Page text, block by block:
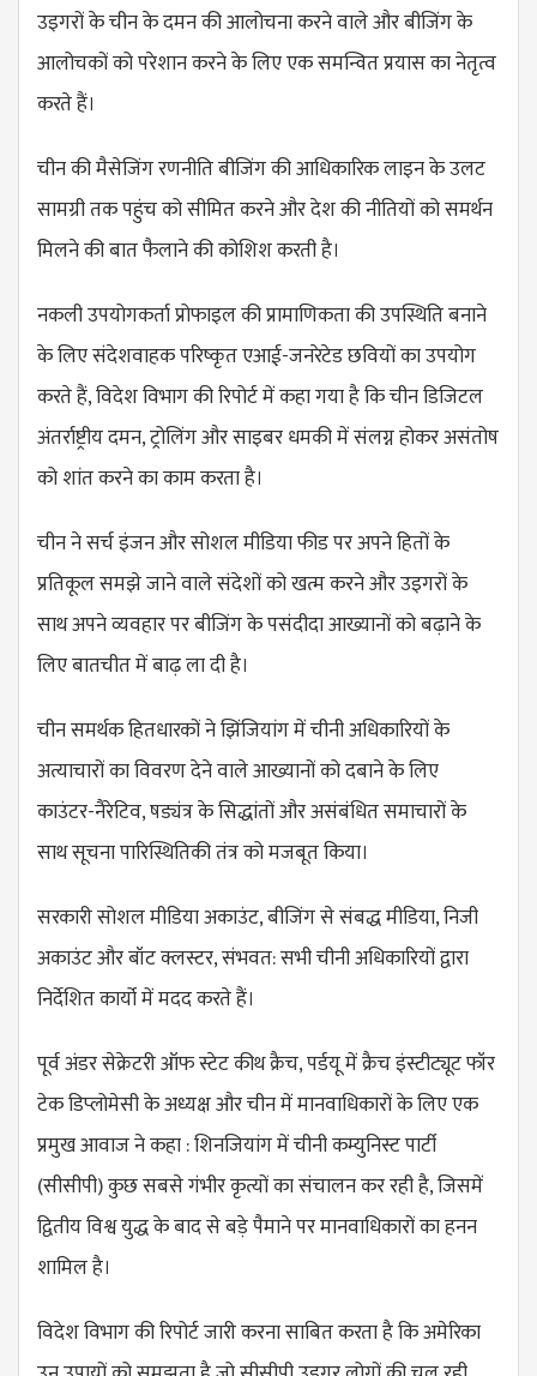
उइगरों के चीन के दमन की आलोचना करने वाले और बीजिंग के
आलोचकों को परेशान करने के लिए एक समन्वित प्रयास का नेतृत्व
करते हैं।
चीन की मैसेजिंग रणनीति बीजिंग की आधिकारिक लाइन के उलट
सामग्री तक पहुंच को सीमित करने और देश की नीतियों को समर्थन
मिलने की बात फैलाने की कोशिश करती है।
नकली उपयोगकर्ता प्रोफाइल की प्रामाणिकता की उपस्थिति बनाने
के लिए संदेशवाहक परिष्कृत एआई-जनरेटेड छवियों का उपयोग
करते हैं, विदेश विभाग की रिपोर्ट में कहा गया है कि चीन डिजिटल
अंतर्राष्ट्रीय दमन, ट्रोलिंग और साइबर धमकी में संलग्न होकर असंतोष
को शांत करने का काम करता है।
चीन ने सर्च इंजन और सोशल मीडिया फीड पर अपने हितों के
प्रतिकूल समझे जाने वाले संदेशों को खत्म करने और उइगरों के
साथ अपने व्यवहार पर बीजिंग के पसंदीदा आख्यानों को बढ़ाने के
लिए बातचीत में बाढ़ ला दी है।
चीन समर्थक हितधारकों ने झिंजियांग में चीनी अधिकारियों के
अत्याचारों का विवरण देने वाले आख्यानों को दबाने के लिए
काउंटर-नैरेटिव, षड्यंत्र के सिद्धांतों और असंबंधित समाचारों के
साथ सूचना पारिस्थितिकी तंत्र को मजबूत किया।
सरकारी सोशल मीडिया अकाउंट, बीजिंग से संबद्ध मीडिया, निजी
अकाउंट और बॉट क्लस्टर, संभवत: सभी चीनी अधिकारियों द्वारा
निर्देशित कार्यो में मदद करते हैं।
पूर्व अंडर सेक्रेटरी ऑफ स्टेट कीथ क्रैच, पर्डयू में क्रैच इंस्टीट्यूट फॉर
टेक डिप्लोमेसी के अध्यक्ष और चीन में मानवाधिकारों के लिए एक
प्रमुख आवाज ने कहा : शिनजियांग में चीनी कम्युनिस्ट पार्टी
(सीसीपी) कुछ सबसे गंभीर कृत्यों का संचालन कर रही है, जिसमें
द्वितीय विश्व युद्ध के बाद से बड़े पैमाने पर मानवाधिकारों का हनन
शामिल है।
विदेश विभाग की रिपोर्ट जारी करना साबित करता है कि अमेरिका